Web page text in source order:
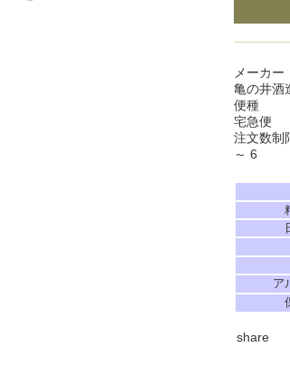
メーカー
亀の井酒
便種
宅急便
注文数制
～ 6
ア
share